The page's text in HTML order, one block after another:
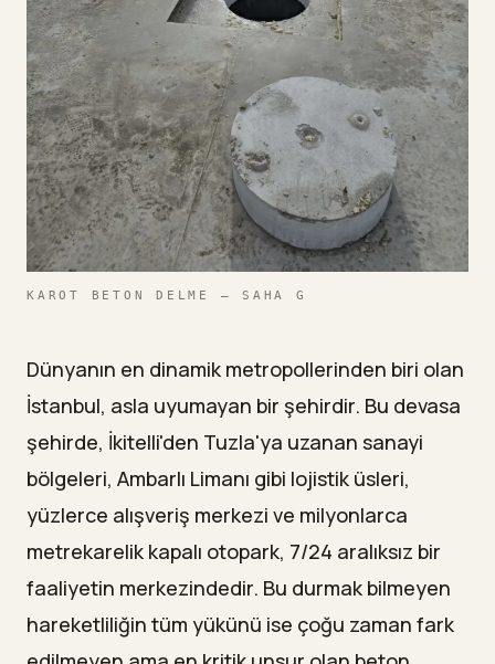
KAROT BETON DELME — SAHA G
Dünyanın en dinamik metropollerinden biri olan
İstanbul, asla uyumayan bir şehirdir. Bu devasa
şehirde, İkitelli'den Tuzla'ya uzanan sanayi
bölgeleri, Ambarlı Limanı gibi lojistik üsleri,
yüzlerce alışveriş merkezi ve milyonlarca
metrekarelik kapalı otopark, 7/24 aralıksız bir
faaliyetin merkezindedir. Bu durmak bilmeyen
hareketliliğin tüm yükünü ise çoğu zaman fark